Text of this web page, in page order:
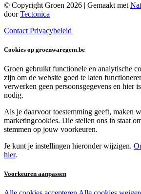
© Copyright Groen 2026 | Gemaakt met
doorTectonica
Contact Privacybeleid
Cookies op groenwaregem.be
Groen gebruikt functionele en analytische
zijn om de website goed te laten
verwerken geen persoonsgegevens en hier
nodig.
Als je daarvoor toestemming geeft, maken
marketingcookies. Die stellen ons in staat
stemmen op jouw voorkeuren.
Je kunt je instellingen hieronder wijzigen.
hier.
Voorkeuren aanpassen